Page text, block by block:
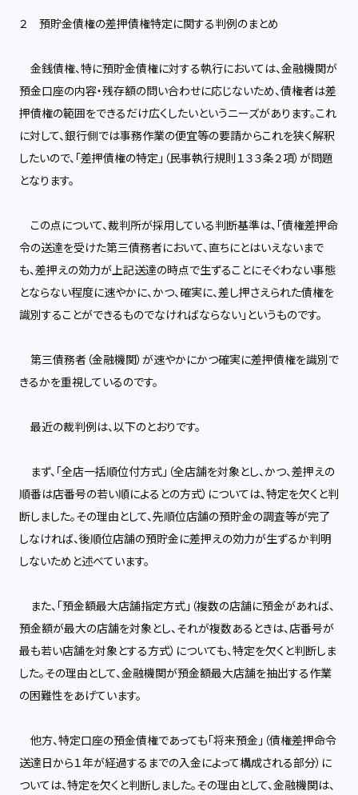
２ 預貯金債権の差押債権特定に関する判例のまとめ
金銭債権、特に預貯金債権に対する執行においては、金融機関が
預金口座の内容・残存額の問い合わせに応じないため、債権者は差
押債権の範囲をできるだけ広くしたいというニーズがあります。これ
に対して、銀行側では事務作業の便宜等の要請からこれを狭く解釈
したいので、「差押債権の特定」（民事執行規則１３３条２項）が問題
となります。
この点について、裁判所が採用している判断基準は、「債権差押命
令の送達を受けた第三債務者において、直ちにとはいえないまで
も、差押えの効力が上記送達の時点で生ずることにそぐわない事態
とならない程度に速やかに、かつ、確実に、差し押さえられた債権を
識別することができるものでなければならない」というものです。
第三債務者（金融機関）が速やかにかつ確実に差押債権を識別で
きるかを重視しているのです。
最近の裁判例は、以下のとおりです。
まず、「全店一括順位付方式」（全店舗を対象とし、かつ、差押えの
順番は店番号の若い順によるとの方式）については、特定を欠くと判
断しました。その理由として、先順位店舗の預貯金の調査等が完了
しなければ、後順位店舗の預貯金に差押えの効力が生ずるか判明
しないためと述べています。
また、「預金額最大店舗指定方式」（複数の店舗に預金があれば、
預金額が最大の店舗を対象とし、それが複数あるときは、店番号が
最も若い店舗を対象とする方式）についても、特定を欠くと判断しま
した。その理由として、金融機関が預金額最大店舗を抽出する作業
の困難性をあげています。
他方、特定口座の預金債権であっても「将来預金」（債権差押命令
送達日から１年が経過するまでの入金によって構成される部分）に
ついては、特定を欠くと判断しました。その理由として、金融機関は、